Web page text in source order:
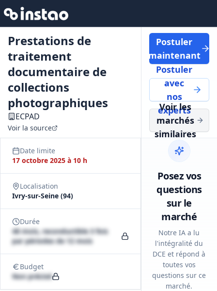
Prestations de
traitement
documentaire de
collections
photographiques
ECPAD
Voir la source
Date limite
17 octobre 2025 à 10 h
Localisation
Ivry-sur-Seine (94)
Durée
48 mois, reconductible 3 fois
par périodes de 12 mois
Budget
Non précisé
Postuler
maintenant
Postuler
avec
nos
experts
Voir les
marchés
similaires
Posez vos
questions
sur le
marché
Notre IA a lu
l'intégralité du
DCE et répond à
toutes vos
questions sur ce
marché.